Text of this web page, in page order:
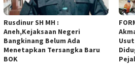
Rusdinur SH MH :
Aneh,Kejaksaan Negeri
Bangkinang Belum Ada
Menetapkan Tersangka Baru
BOK